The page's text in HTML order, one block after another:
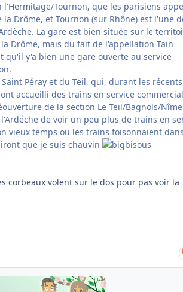
l'Hermitage/Tournon, que les parisiens
Drôme, et Tournon (sur Rhône) est l'une
La gare est bien située sur le
Drôme, mais du fait de l'appellation Tain
qu'il y'a bien une gare ouverte au service
Péray et du Teil, qui, durant les récents
accueilli des trains en service commercial
de la section Le Teil/Bagnols/
de voir un peu plus de trains en
vieux temps ou les trains foisonnaient
que je suis chauvin
corbeaux volent sur le dos pour pas voir la